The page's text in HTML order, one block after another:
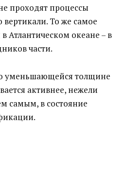
проходят процессы
То же самое
Атлантическом океане – в
части.
уменьшающейся толщине
активнее, нежели
самым, в состояние